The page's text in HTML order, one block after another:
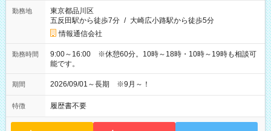
勤務地
東京都品川区
五反田駅から徒歩7分 / 大崎広小路駅から徒歩5分
情報通信会社
勤務時間
9:00～16:00 ※休憩60分。10時～18時・10時～19時も相談可
能です。
期間 2026/09/01～長期 ※9月～！
特徴 履歴書不要